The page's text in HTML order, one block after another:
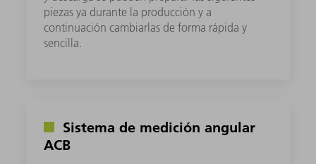
piezas ya durante la producción y a
continuación cambiarlas de forma rápida y
sencilla.
Sistema de medición angular
ACB